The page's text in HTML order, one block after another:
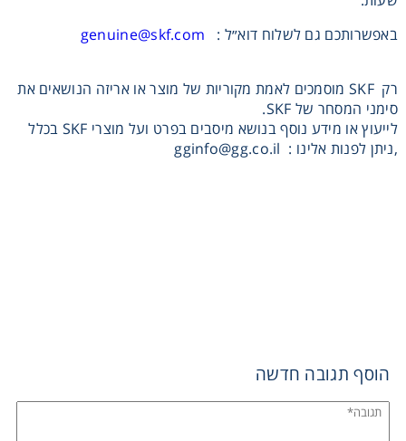
באפשרותכם גם לשלוח דוא״ל : genuine@skf.com
רק SKF מוסמכים לאמת מקוריות של מוצר או אריזה הנושאים את
סימני המסחר של SKF.
לייעוץ או מידע נוסף בנושא מיסבים בפרט ועל מוצרי SKF בכלל
,ניתן לפנות אלינו : gginfo@gg.co.il
הוסף תגובה חדשה